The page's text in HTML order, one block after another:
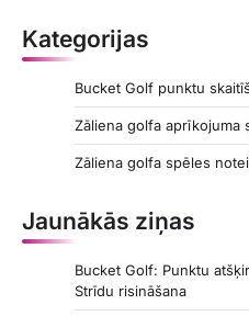
a
g
i
Kategorijas
Bucket Golf punktu
Zāliena golfa aprīkojuma
Zāliena golfa spēles
Jaunākās ziņas
Bucket Golf: Punktu
Strīdu risināšana